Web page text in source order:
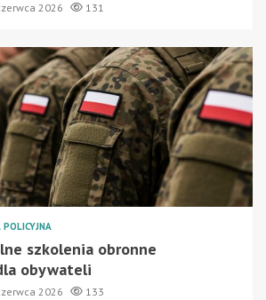
2026 131
POLICYJNA
szkolenia obronne
obywateli
2026 133